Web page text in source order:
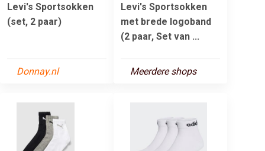
Levi's Sportsokken
(set, 2 paar)
Donnay.nl
Levi's Sportsokken
met brede logoband
(2 paar, Set van ...
Meerdere shops